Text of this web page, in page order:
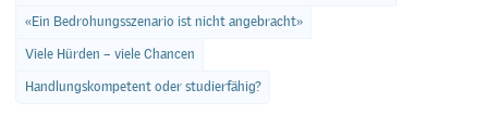
«Ein Bedrohungsszenario ist nicht angebracht»
Viele Hürden – viele Chancen
Handlungskompetent oder studierfähig?